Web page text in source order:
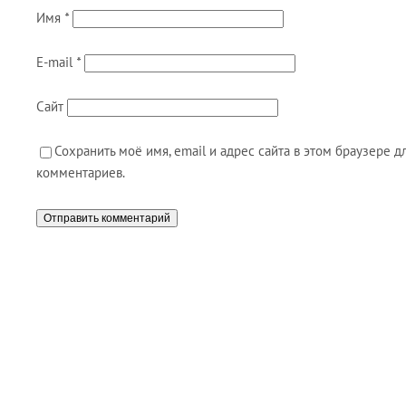
Имя *
E-mail *
Сайт
Сохранить моё имя, email и адрес сайта в этом браузере
комментариев.